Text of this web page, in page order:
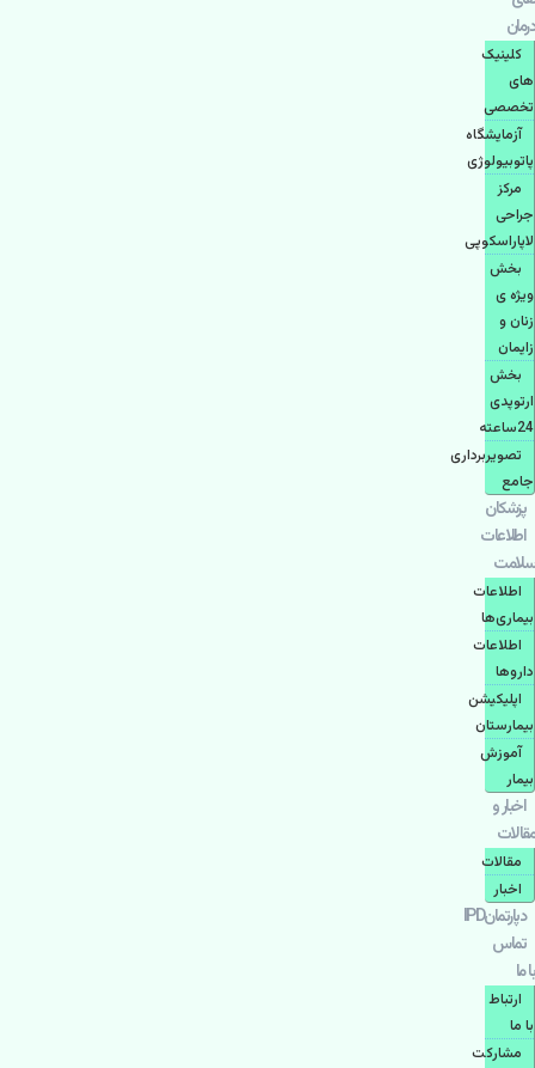
درمان
کلینیک
های
تخصصی
آزمایشگاه
پاتوبیولوژی
مرکز
جراحی
لاپاراسکوپی
بخش
ویژه ی
زنان و
زایمان
بخش
ارتوپدی
24ساعته
تصویربرداری
جامع
پزشكان
اطلاعات
سلامت
اطلاعات
بیماری‌ها
اطلاعات
دارو‌ها
اپليكيشن
بيمارستان
آموزش
بیمار
اخبار و
مقالات
مقالات
اخبار
دپارتمانIPD
تماس
با ما
ارتباط
با ما
مشاركت